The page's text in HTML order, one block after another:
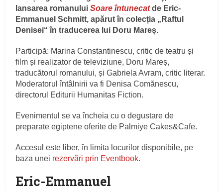
lansarea romanuluiSoare întunecatde Eric-
Emmanuel Schmitt, apărut în colecția „Raftul
Denisei“ în traducerea lui Doru Mareș.
Participă: Marina Constantinescu, critic de teatru și
film și realizator de televiziune, Doru Mareș,
traducătorul romanului, și Gabriela Avram, critic literar.
Moderatorul întâlnirii va fi Denisa Comănescu,
directorul Editurii Humanitas Fiction.
Evenimentul se va încheia cu o degustare de
preparate egiptene oferite de Palmiye Cakes&Cafe.
Accesul este liber, în limita locurilor disponibile, pe
baza unei rezervări prin Eventbook.
Eric-Emmanuel